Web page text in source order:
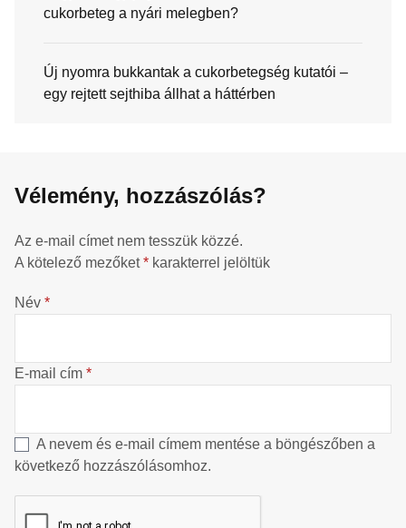
cukorbeteg a nyári melegben?
Új nyomra bukkantak a cukorbetegség kutatói –
egy rejtett sejthiba állhat a háttérben
Vélemény, hozzászólás?
Az e-mail címet nem tesszük közzé.
A kötelező mezőket* karakterrel jelöltük
Név *
E-mail cím *
A nevem és e-mail címem mentése a böngészőben a
következő hozzászólásomhoz.